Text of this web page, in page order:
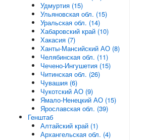
Удмуртия (15)
Ульяновская обл. (15)
Уральская обл. (14)
Хабаровский край (10)
Хакасия (7)
Ханты-Мансийский АО (8)
Челябинская обл. (11)
Чечено-Ингушетия (15)
Читинская обл. (26)
Чувашия (6)
Чукотский АО (9)
Ямало-Ненецкий АО (15)
Ярославская обл. (39)
Генштаб
Алтайский край (1)
Архангельская обл. (4)